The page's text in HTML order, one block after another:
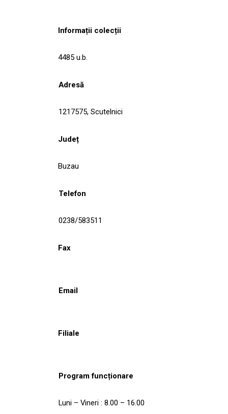
Informații colecții
4485 u.b.
Adresă
1217575, Scutelnici
Județ
Buzau
Telefon
0238/583511
Fax
Email
Filiale
Program funcționare
Luni – Vineri : 8.00 – 16.00